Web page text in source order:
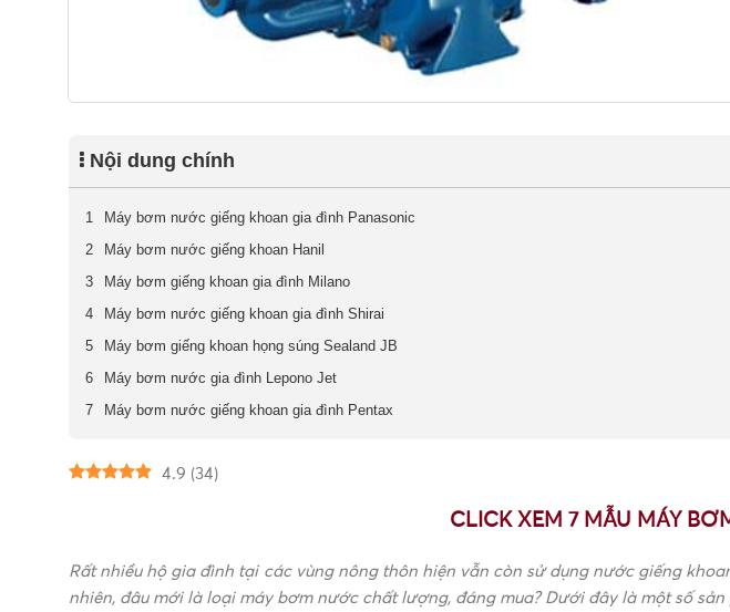
Nội dung chính
Máy bơm nước giếng khoan gia đình Panasonic
Máy bơm nước giếng khoan Hanil
Máy bơm giếng khoan gia đình Milano
Máy bơm nước giếng khoan gia đình Shirai
Máy bơm giếng khoan họng súng Sealand JB
Máy bơm nước gia đình Lepono Jet
Máy bơm nước giếng khoan gia đình Pentax
4.9 (34)
CLICK XEM 7 MẪU MÁY
Rất nhiều hộ gia đình tại các vùng nông thôn hiện vẫn còn sử dụng nước giếng
nhiên, đâu mới là loại máy bơm nước chất lượng, đáng mua? Dưới đây là một số